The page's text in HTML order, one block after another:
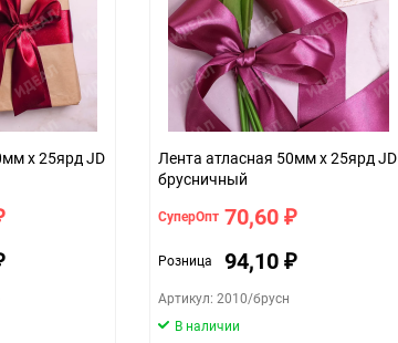
х 25ярд JD
Лента атласная 50мм х 25ярд JD
брусничный
СуперОпт 70,60 ₽
Розница 94,10 ₽
Артикул: 2010/брусн
В наличии